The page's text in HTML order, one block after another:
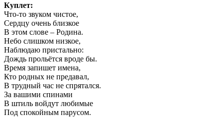
Куплет:
Что-то звуком чистое,
Сердцу очень близкое
В этом слове – Родина.
Небо слишком низкое,
Наблюдаю пристально:
Дождь прольётся вроде бы.
Время запишет имена,
Кто родных не предавал,
В трудный час не спрятался.
За вашими спинами
В штиль войдут любимые
Под спокойным парусом.